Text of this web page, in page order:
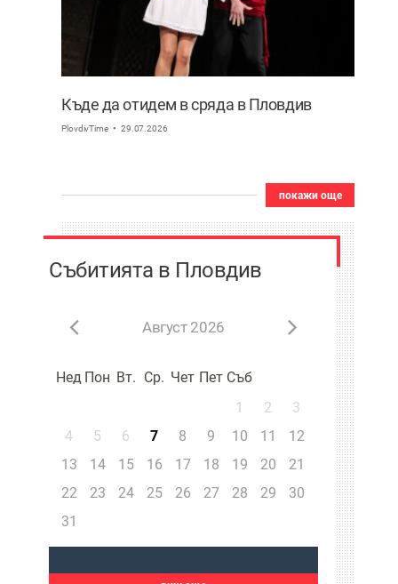
Къде да отидем в сряда в Пловдив
PlovdivTime 29.07.2026
покажи още
Събитията в Пловдив
Август 2026
Нед Пон Вт. Ср. Чет Пет Съб
1
2
3
4
5 6 7 8 9 10 11
12
13
14 15 16 17 18 19 20
21
22
23 24 25 26 27 28 29
30
31